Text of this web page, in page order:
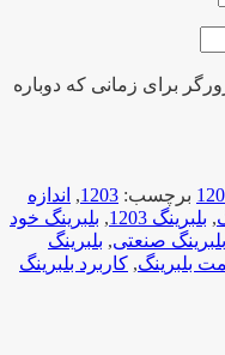
برای زمانی که دوباره
برچسب: 1203
, اندازه
, بلبرینگ 1203 , بلبرینگ خود
بلبرینگ صنعتی, بلبرینگ
بلبرینگ, کاربرد بلبرینگ